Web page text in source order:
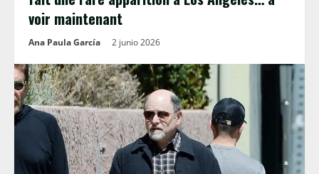
voir maintenant
Ana Paula García 2 junio 2026